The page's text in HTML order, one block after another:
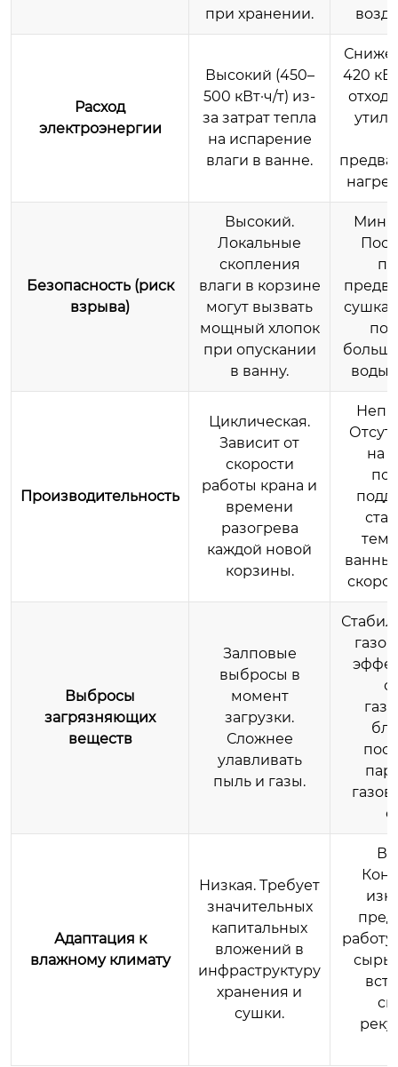
при хранении.
Расход
электроэнергии
Высокий (450–
500 кВт·ч/т) из-
за затрат тепла
на испарение
влаги в ванне.
420
Безопасность (риск
взрыва)
Высокий.
Локальные
скопления
влаги в корзине
могут вызвать
мощный хлопок
при опускании
в ванну.
сушка
воды
Производительность
Циклическая.
Зависит от
скорости
работы крана и
времени
разогрева
каждой новой
корзины.
на
ванны
Выбросы
загрязняющих
веществ
Залповые
выбросы в
момент
загрузки.
Сложнее
улавливать
пыль и газы.
Адаптация к
влажному климату
Низкая. Требует
значительных
капитальных
вложений в
инфраструктуру
хранения и
сушки.